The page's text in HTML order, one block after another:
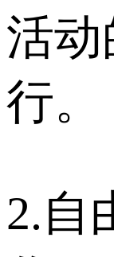
活
行。
2.自